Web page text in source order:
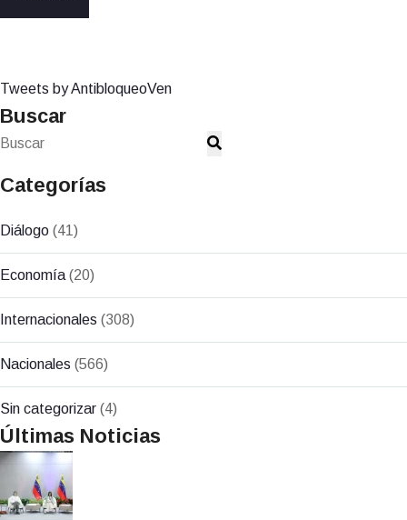
Tweets by AntibloqueoVen
Buscar
Categorías
Diálogo (41)
Economía (20)
Internacionales (308)
Nacionales (566)
Sin categorizar (4)
Últimas Noticias